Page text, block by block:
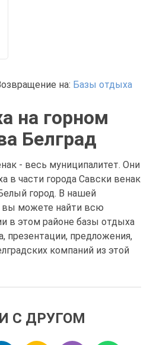
на: Базы отдыха
на горном
Белград
- весь муниципалитет. Они
в части города Савски венак
город. В нашей
вы можете найти всю
в этом районе базы отдыха
презентации, предложения,
компаний из этой
С ДРУГОМ